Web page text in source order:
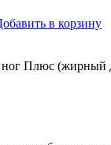
в корзину
ног Плюс